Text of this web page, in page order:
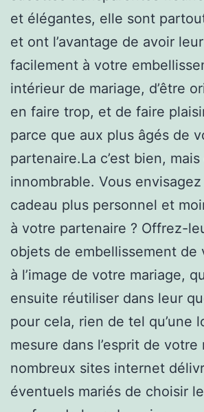
et élégantes, elle sont
et ont l’avantage de avoir
facilement à votre
intérieur de mariage, d’être
en faire trop, et de faire
parce que aux plus âgés de
partenaire.La c’est bien, mais
innombrable. Vous
cadeau plus personnel et
à votre partenaire ? Offrez-
objets de embellissement de
à l’image de votre mariage,
ensuite réutiliser dans leur
pour cela, rien de tel qu’une
mesure dans l’esprit de votre
nombreux sites internet
éventuels mariés de choisir